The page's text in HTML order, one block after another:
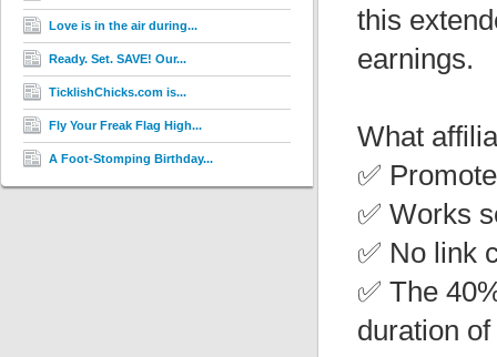
Love is in the air during...
Ready. Set. SAVE! Our...
TicklishChicks.com is...
Fly Your Freak Flag High...
A Foot-Stomping Birthday...
this
earnings.
What
✅
✅ Works
✅ No link
✅ The
duration